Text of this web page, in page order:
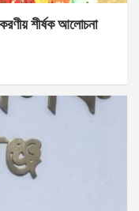
শীর্ষক আলোচনা